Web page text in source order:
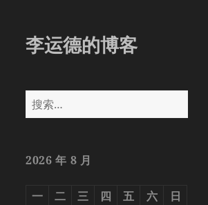
李运德的博客
搜
索：
2026 年 8 月
一 二 三 四 五 六
日